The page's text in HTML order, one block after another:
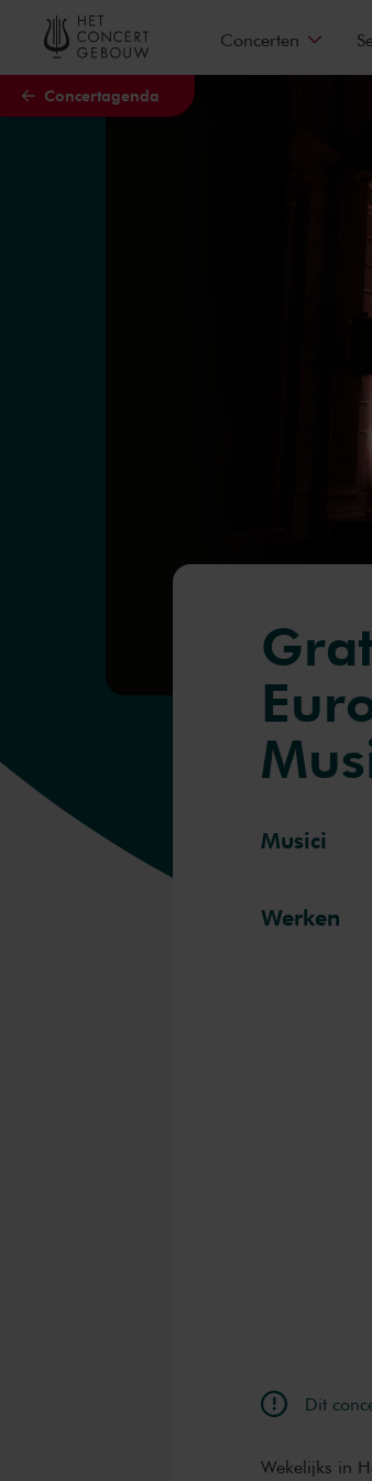
Naar hoofdcontent
Concertagenda
Concerten
Musici
Werken
Dit
Wekelijks in